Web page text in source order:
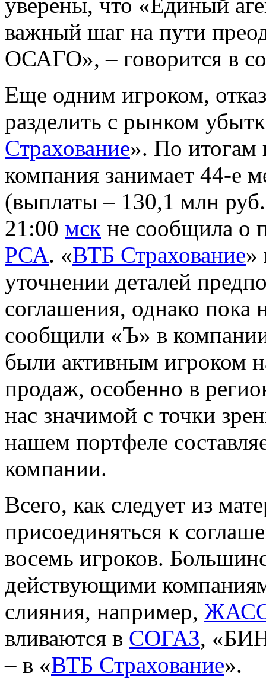
важный шаг на пути
ОСАГО», – говорится в
Еще одним игроком,
разделить с рынком
Страхование». По итогам
компания занимает 44-е
(выплаты – 130,1 млн
21:00 мск не сообщила о
РСА. «ВТБ Страхование»
уточнении деталей
соглашения, однако пока
сообщили «Ъ» в
были активным игроком
продаж, особенно в
нас значимой с точки
нашем портфеле
компании.
Всего, как следует из
присоединяться к
восемь игроков.
действующими
слияния, например,
вливаются в СОГАЗ,
– в «ВТБ Страхование».